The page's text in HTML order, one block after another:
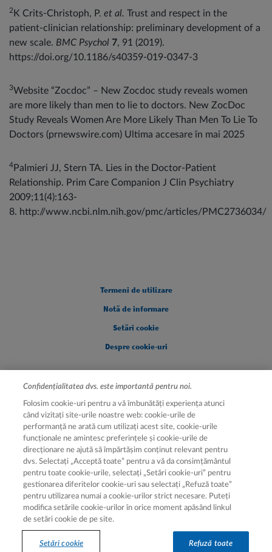
2 K Crits-Christoph, P. et al. Trust and respect in the
patient-clinician relationship: preliminary development of a
new scale. BMC Psychol 7, 91 (2019).
https://doi.org/10.1186/s40359-019-0347-3
3Website “Zocdoc” – New Zocdoc study reveals women
are more likely than men to lie to doctors. New ZocDoc
Study Reveals Women Are More Likely Than Men To Lie To
Doctors (prnewswire.com) Ultima accesare în mai 2025
4 Palmieri JJ, Stern TA. Lies in the Doctor-Patient
Relationship. Prim Care Companion J Clin Psychiatry
2009;11(4):163-
8. http://www.ncbi.nlm.nih.gov/pmc/articles/PMC2736034/
Termeni de utilizare
Notă de informare
Setări cookie
Despre cookie-uri
Hartă site
Hartă site
© 2026 Novartis AG | Aprobat ANMDMR (50019E/22.07.2025)
Recomandăm consultarea unui profesionist din domeniul sănătății.
Confidențialitatea dvs. este importantă pentru noi.
Folosim cookie-uri pentru a vă îmbunătăți experiența atunci
când vizitați site-urile noastre web: cookie-urile de
performanță ne arată cum utilizați acest site, cookie-urile
funcționale ne amintesc preferințele și cookie-urile de
direcționare ne ajută să împărtășim conținut relevant pentru
dvs. Selectați „Acceptă toate” pentru a vă da consimțământul
pentru toate cookie-urile, selectați „Setări cookie-uri” pentru
gestionarea diferitelor cookie-uri sau selectați „Refuză toate”
pentru utilizarea numai a cookie-urilor strict necesare. Puteți
modifica setările cookie-urilor în orice moment apăsând linkul
de setări cookie de pe site.
Setări cookie Refuză toate